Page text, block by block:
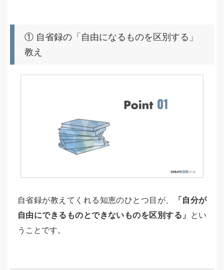
① 自省録の「自由になるものを区別する」
教え
自省録が教えてくれる知恵のひとつ目が、
「自分が
自由にできるものとできないものを区別する」
とい
うことです。